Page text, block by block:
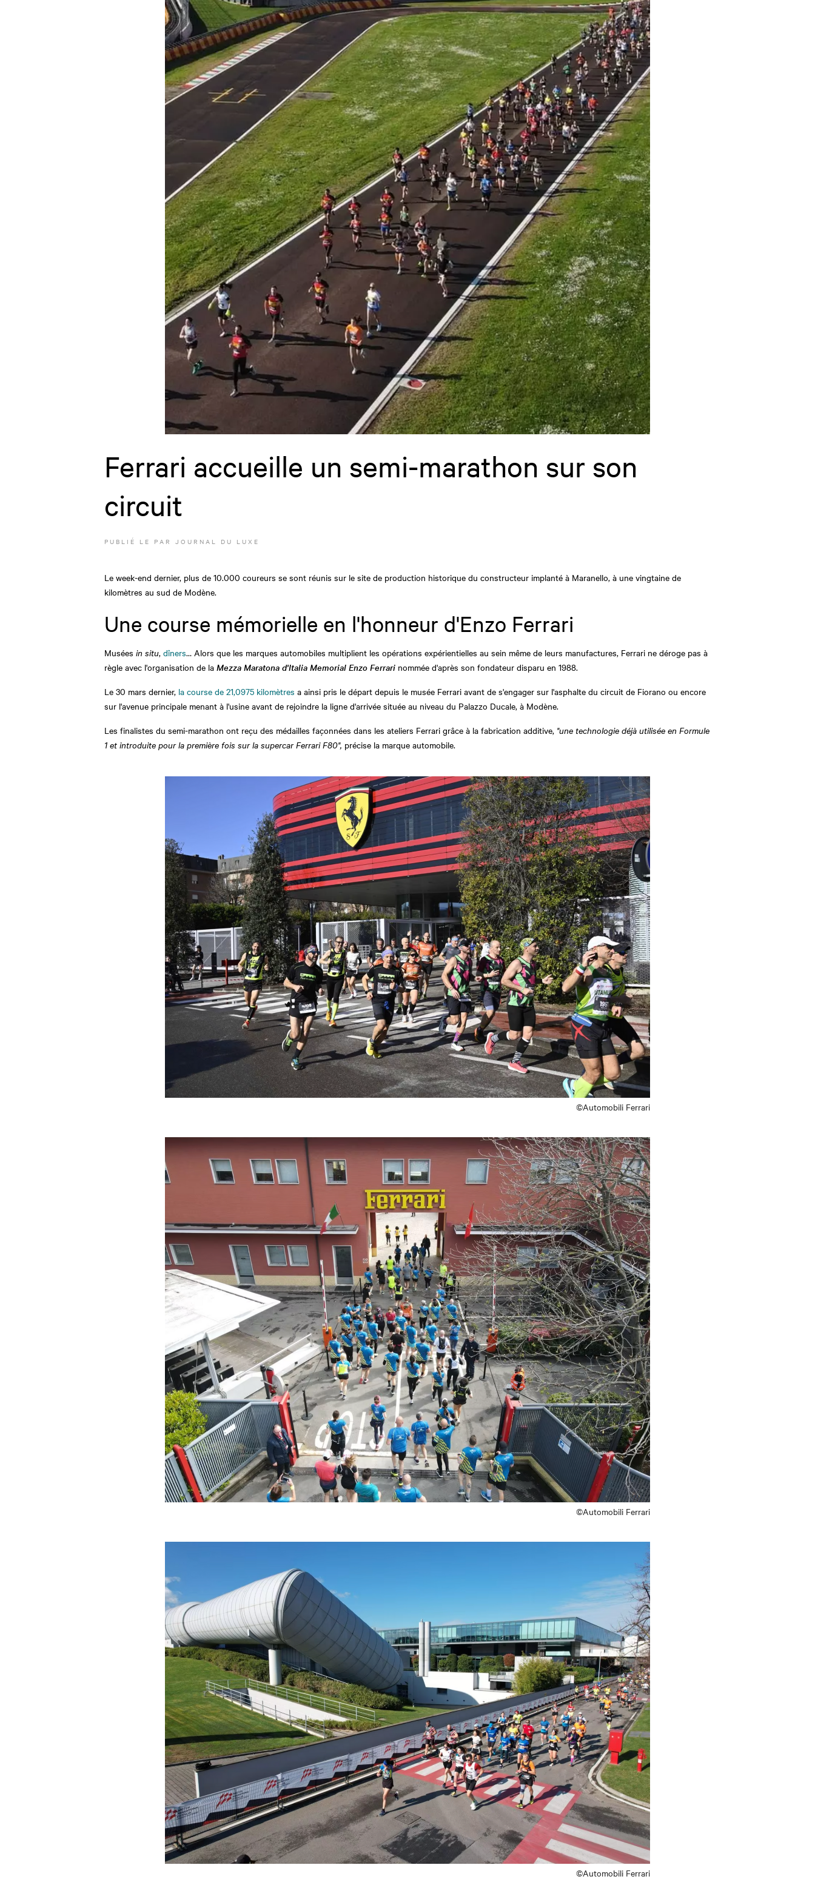
Ferrari accueille un semi-marathon sur son
circuit
PUBLIÉ LE PAR JOURNAL DU LUXE
Le week-end dernier, plus de 10.000 coureurs se sont réunis sur le site de production historique du constructeur implanté à Maranello, à une vingtaine de
kilomètres au sud de Modène.
Une course mémorielle en l'honneur d'Enzo Ferrari
Musées in situ, dîners… Alors que les marques automobiles multiplient les opérations expérientielles au sein même de leurs manufactures, Ferrari ne déroge pas à
règle avec l'organisation de la Mezza Maratona d'Italia Memorial Enzo Ferrari nommée d'après son fondateur disparu en 1988.
Le 30 mars dernier, la course de 21,0975 kilomètres a ainsi pris le départ depuis le musée Ferrari avant de s'engager sur l'asphalte du circuit de Fiorano ou encore
sur l'avenue principale menant à l'usine avant de rejoindre la ligne d'arrivée située au niveau du Palazzo Ducale, à Modène.
Les finalistes du semi-marathon ont reçu des médailles façonnées dans les ateliers Ferrari grâce à la fabrication additive, "une technologie déjà utilisée en Formule
1 et introduite pour la première fois sur la supercar Ferrari F80", précise la marque automobile.
©Automobili Ferrari
©Automobili Ferrari
©Automobili Ferrari